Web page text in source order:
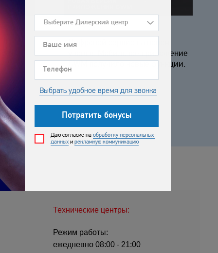
15.07.2026
Цифровой сервис на новом
уровне. Мобильное приложение
GWM получило новые функции.
Технические центры:
Режим работы:
ежедневно 08:00 - 21:00